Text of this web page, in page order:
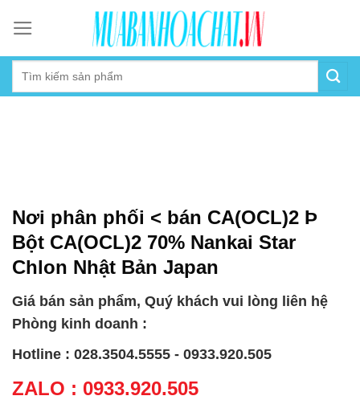
content
Nơi phân phối < bán CA(OCL)2 Þ
Bột CA(OCL)2 70% Nankai Star
Chlon Nhật Bản Japan
Giá bán sản phẩm, Quý khách vui lòng liên hệ
Phòng kinh doanh :
Hotline : 028.3504.5555 - 0933.920.505
ZALO : 0933.920.505